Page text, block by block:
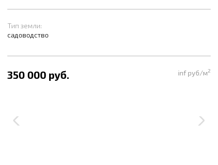
Тип земли:
садоводство
350 000 руб. inf руб/м2